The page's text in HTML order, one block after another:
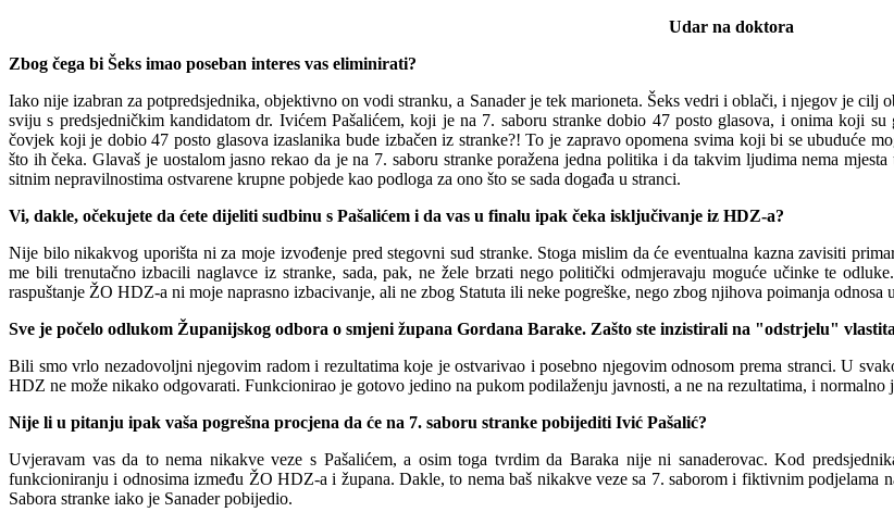
Udar na doktora
Zbog čega bi Šeks imao poseban interes vas eliminirati?
Iako nije izabran za potpredsjednika, objektivno on vodi stranku, a Sanader je tek marioneta. Šeks vedri i oblači, i njegov je
sviju s predsjedničkim kandidatom dr. Ivićem Pašalićem, koji je na 7. saboru stranke dobio 47 posto glasova, i onima koji
čovjek koji je dobio 47 posto glasova izaslanika bude izbačen iz stranke?! To je zapravo opomena svima koji bi se ubuduće
što ih čeka. Glavaš je uostalom jasno rekao da je na 7. saboru stranke poražena jedna politika i da takvim ljudima nema
sitnim nepravilnostima ostvarene krupne pobjede kao podloga za ono što se sada događa u stranci.
Vi, dakle, očekujete da ćete dijeliti sudbinu s Pašalićem i da vas u finalu ipak čeka isključivanje iz HDZ-a?
Nije bilo nikakvog uporišta ni za moje izvođenje pred stegovni sud stranke. Stoga mislim da će eventualna kazna zavisiti
me bili trenutačno izbacili naglavce iz stranke, sada, pak, ne žele brzati nego politički odmjeravaju moguće učinke te
raspuštanje ŽO HDZ-a ni moje naprasno izbacivanje, ali ne zbog Statuta ili neke pogreške, nego zbog njihova poimanja odnosa
Sve je počelo odlukom Županijskog odbora o smjeni župana Gordana Barake. Zašto ste inzistirali na "odstrjelu"
Bili smo vrlo nezadovoljni njegovim radom i rezultatima koje je ostvarivao i posebno njegovim odnosom prema stranci. U
HDZ ne može nikako odgovarati. Funkcionirao je gotovo jedino na pukom podilaženju javnosti, a ne na rezultatima, i
Nije li u pitanju ipak vaša pogrešna procjena da će na 7. saboru stranke pobijediti Ivić Pašalić?
Uvjeravam vas da to nema nikakve veze s Pašalićem, a osim toga tvrdim da Baraka nije ni sanaderovac. Kod
funkcioniranju i odnosima između ŽO HDZ-a i župana. Dakle, to nema baš nikakve veze sa 7. saboromi fiktivnim podjelama
Sabora stranke iako je Sanader pobijedio.